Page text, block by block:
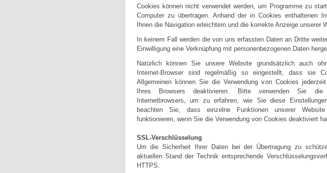
Cookies können nicht verwendet werden, um Programme zu
Computer zu übertragen. Anhand der in Cookies enthaltenen
Ihnen die Navigation erleichtern und die korrekte Anzeige unserer
In keinem Fall werden die von uns erfassten Daten an Dritte
Einwilligung eine Verknüpfung mit personenbezogenen Daten
Natürlich können Sie unsere Website grundsätzlich auch
Internet-Browser sind regelmäßig so eingestellt, dass sie
Allgemeinen können Sie die Verwendung von Cookies
Ihres Browsers deaktivieren. Bitte verwenden Sie die
Internetbrowsers, um zu erfahren, wie Sie diese
beachten Sie, dass einzelne Funktionen unserer
funktionieren, wenn Sie die Verwendung von Cookies deaktiviert
SSL-Verschlüsselung
Um die Sicherheit Ihrer Daten bei der Übertragung zu
aktuellen Stand der Technik entsprechende
HTTPS.